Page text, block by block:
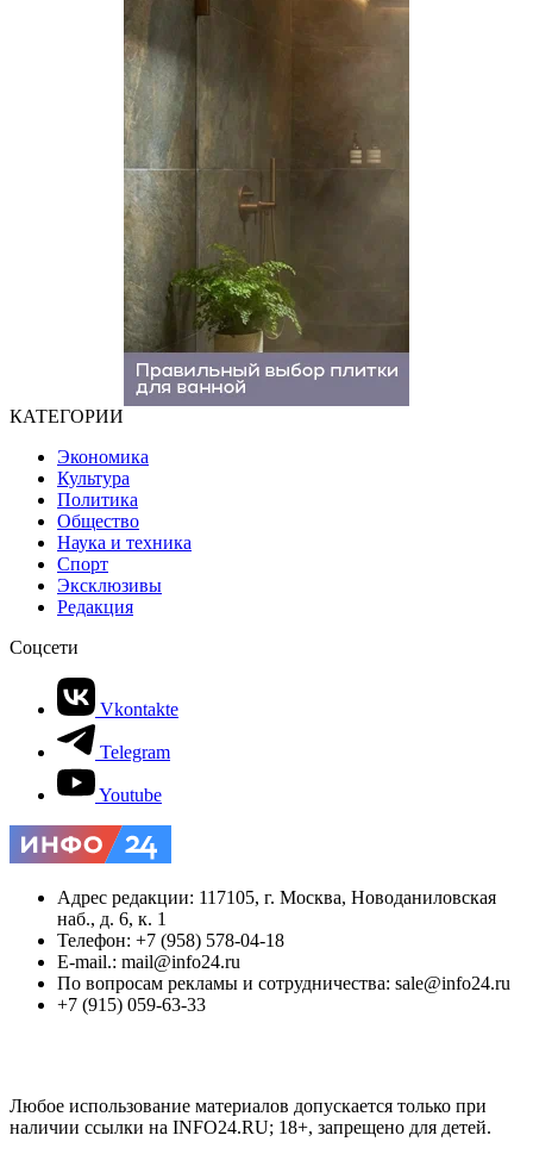
КАТЕГОРИИ
Экономика
Культура
Политика
Общество
Наука и техника
Спорт
Эксклюзивы
Редакция
Соцсети
Vkontakte
Telegram
Youtube
Адрес редакции: 117105, г. Москва, Новоданиловская
наб., д. 6, к. 1
Телефон: +7 (958) 578-04-18
E-mail.: mail@info24.ru
По вопросам рекламы и сотрудничества: sale@info24.ru
+7 (915) 059-63-33
Любое использование материалов допускается только при
наличии ссылки на INFO24.RU; 18+, запрещено для детей.